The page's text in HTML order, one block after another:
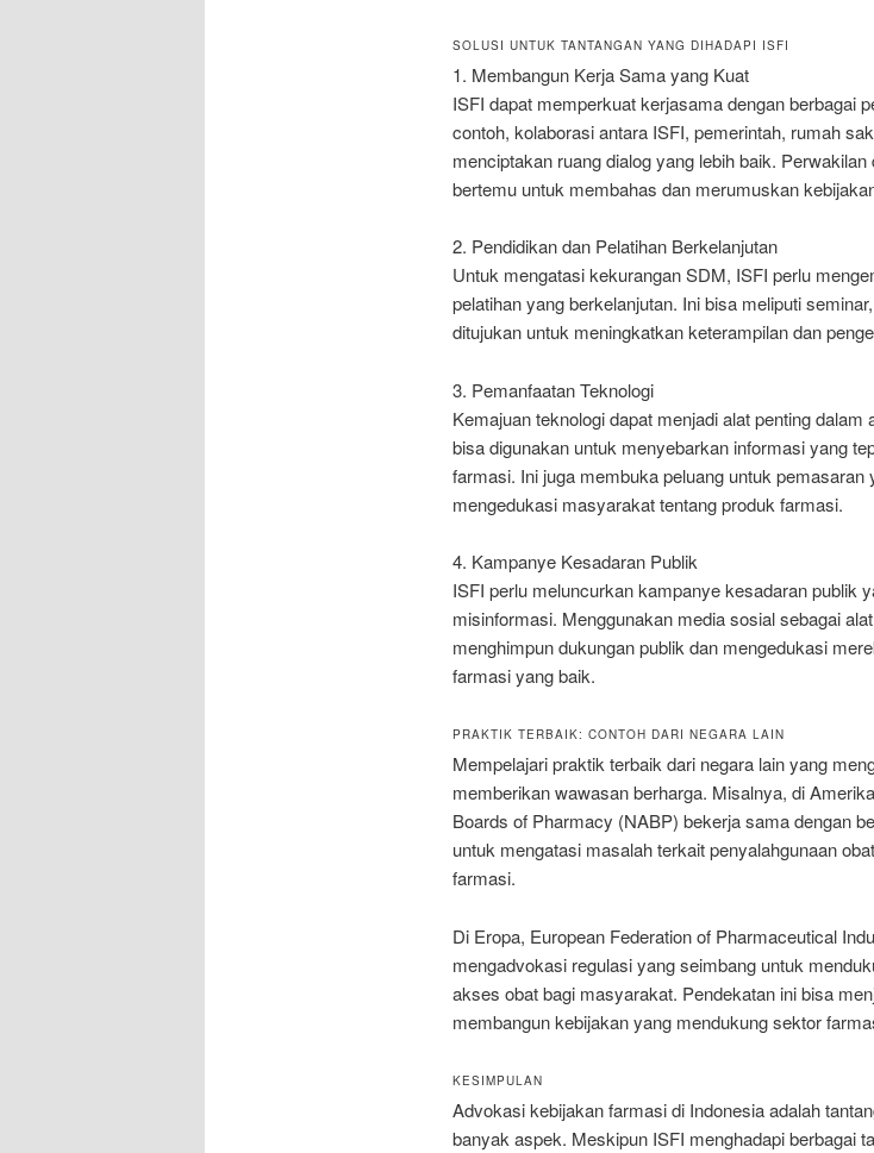
SOLUSI UNTUK TANTANGAN YANG DIHADAPI ISFI
1. Membangun Kerja Sama yang Kuat
ISFI dapat memperkuat kerjasama dengan berbagai
contoh, kolaborasi antara ISFI, pemerintah, rumah
menciptakan ruang dialog yang lebih baik.
bertemu untuk membahas dan merumuskan
2. Pendidikan dan Pelatihan Berkelanjutan
Untuk mengatasi kekurangan SDM, ISFI perlu
pelatihan yang berkelanjutan. Ini bisa meliputi
ditujukan untuk meningkatkan keterampilan dan
3. Pemanfaatan Teknologi
Kemajuan teknologi dapat menjadi alat penting
bisa digunakan untuk menyebarkan informasi yang
farmasi. Ini juga membuka peluang untuk pemasaran
mengedukasi masyarakat tentang produk farmasi.
4. Kampanye Kesadaran Publik
ISFI perlu meluncurkan kampanye kesadaran publik
misinformasi. Menggunakan media sosial sebagai
menghimpun dukungan publik dan mengedukasi
farmasi yang baik.
PRAKTIK TERBAIK: CONTOH DARI NEGARA LAIN
Mempelajari praktik terbaik dari negara lain yang
memberikan wawasan berharga. Misalnya, di
Boards of Pharmacy (NABP) bekerja sama dengan
untuk mengatasi masalah terkait penyalahgunaan
farmasi.
Di Eropa, European Federation of Pharmaceutical
mengadvokasi regulasi yang seimbang untuk
akses obat bagi masyarakat. Pendekatan ini bisa
membangun kebijakan yang mendukung sektor
KESIMPULAN
Advokasi kebijakan farmasi di Indonesia adalah
banyak aspek. Meskipun ISFI menghadapi berbagai